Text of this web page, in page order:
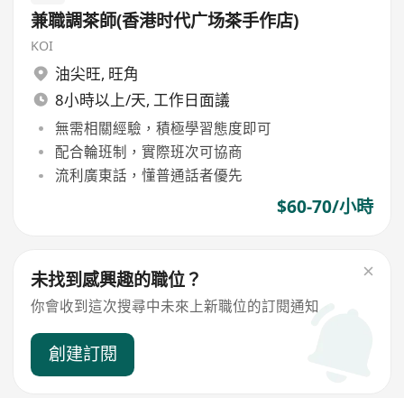
兼職調茶師(香港时代广场茶手作店)
KOI
油尖旺, 旺角
8小時以上/天, 工作日面議
無需相關經驗，積極學習態度即可
配合輪班制，實際班次可協商
流利廣東話，懂普通話者優先
$60-70/小時
未找到感興趣的職位？
你會收到這次搜尋中未來上新職位的訂閱通知
創建訂閱